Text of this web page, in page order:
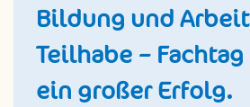
Bildung und
Teilhabe –
ein großer Erfolg.